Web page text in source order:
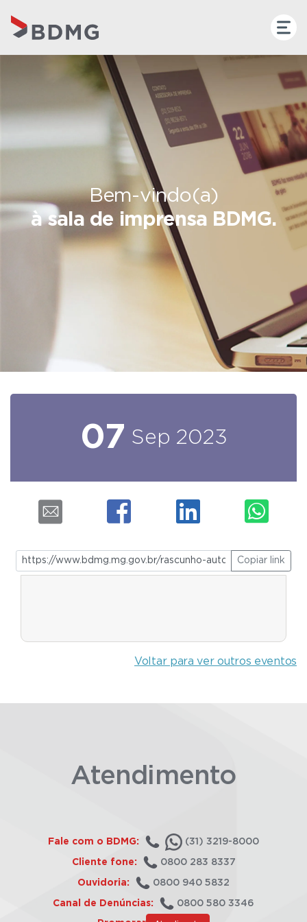
Bem-vindo(a)
à sala de imprensa BDMG.
07 Sep 2023
Copiar link
Voltar para ver outros eventos
Atendimento
Fale com o BDMG: (31) 3219-8000
Cliente fone: 0800 283 8337
Ouvidoria: 0800 940 5832
Canal de Denúncias: 0800 580 3346